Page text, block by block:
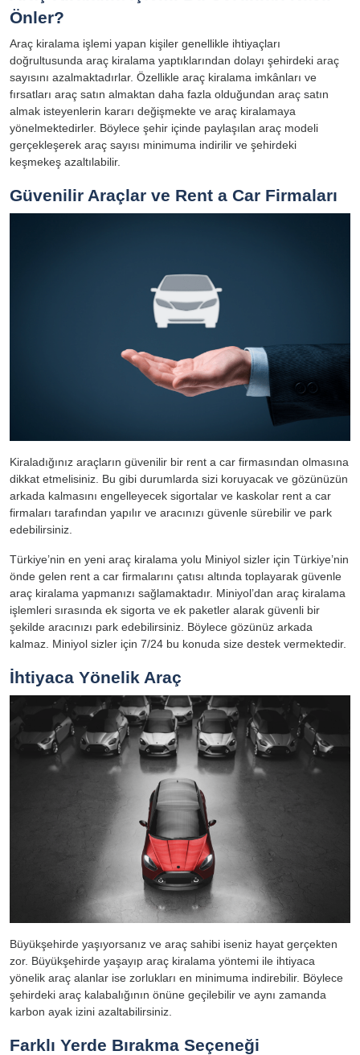
Önler?
Araç kiralama işlemi yapan kişiler genellikle ihtiyaçları
doğrultusunda araç kiralama yaptıklarından dolayı şehirdeki araç
sayısını azalmaktadırlar. Özellikle araç kiralama imkânları ve
fırsatları araç satın almaktan daha fazla olduğundan araç satın
almak isteyenlerin kararı değişmekte ve araç kiralamaya
yönelmektedirler. Böylece şehir içinde paylaşılan araç modeli
gerçekleşerek araç sayısı minimuma indirilir ve şehirdeki
keşmekeş azaltılabilir.
Güvenilir Araçlar ve Rent a Car Firmaları
Kiraladığınız araçların güvenilir bir rent a car firmasından olmasına
dikkat etmelisiniz. Bu gibi durumlarda sizi koruyacak ve gözünüzün
arkada kalmasını engelleyecek sigortalar ve kaskolar rent a car
firmaları tarafından yapılır ve aracınızı güvenle sürebilir ve park
edebilirsiniz.
Türkiye’nin en yeni araç kiralama yolu Miniyol sizler için Türkiye’nin
önde gelen rent a car firmalarını çatısı altında toplayarak güvenle
araç kiralama yapmanızı sağlamaktadır. Miniyol’dan araç kiralama
işlemleri sırasında ek sigorta ve ek paketler alarak güvenli bir
şekilde aracınızı park edebilirsiniz. Böylece gözünüz arkada
kalmaz. Miniyol sizler için 7/24 bu konuda size destek vermektedir.
İhtiyaca Yönelik Araç
Büyükşehirde yaşıyorsanız ve araç sahibi iseniz hayat gerçekten
zor. Büyükşehirde yaşayıp araç kiralama yöntemi ile ihtiyaca
yönelik araç alanlar ise zorlukları en minimuma indirebilir. Böylece
şehirdeki araç kalabalığının önüne geçilebilir ve aynı zamanda
karbon ayak izini azaltabilirsiniz.
Farklı Yerde Bırakma Seçeneği